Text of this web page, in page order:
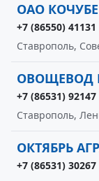
ОАО
+7 (86550) 41131
Ставрополь,
ОВОЩЕВОД
+7 (86531) 92147
Ставрополь,
ОКТЯБРЬ
+7 (86531) 30267